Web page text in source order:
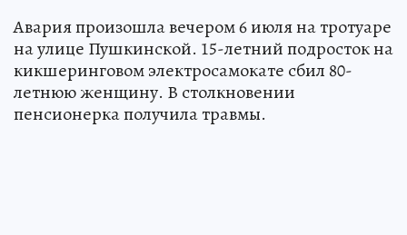
Авария произошла вечером 6 июля на тротуаре
на улице Пушкинской. 15-летний подросток на
кикшеринговом электросамокате сбил 80-
летнюю женщину. В столкновении
пенсионерка получила травмы.